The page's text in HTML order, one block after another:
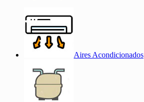
Aires Acondicionados